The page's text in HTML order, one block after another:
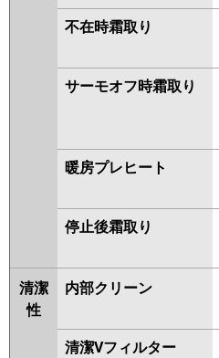
不在時霜取り
サーモオフ時霜取り
暖房プレヒート
停止後霜取り
清潔
性
内部クリーン
清潔Vフィルター